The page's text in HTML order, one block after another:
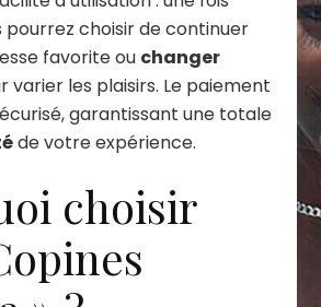
pourrez choisir de continuer
favorite ou changer
varier les plaisirs. Le paiement
garantissant une totale
de votre expérience.
choisir